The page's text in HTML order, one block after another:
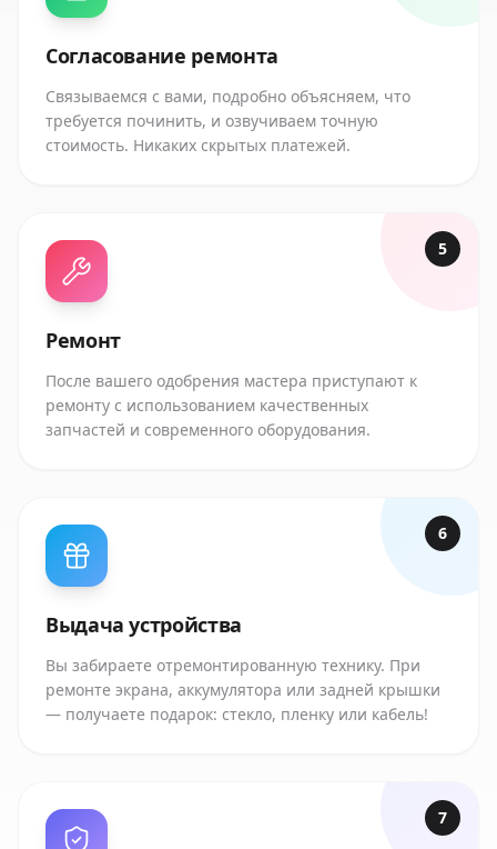
Согласование ремонта
Связываемся с вами, подробно объясняем, что
требуется починить, и озвучиваем точную
стоимость. Никаких скрытых платежей.
5
Ремонт
После вашего одобрения мастера приступают к
ремонту с использованием качественных
запчастей и современного оборудования.
6
Выдача устройства
Вы забираете отремонтированную технику. При
ремонте экрана, аккумулятора или задней крышки
— получаете подарок: стекло, пленку или кабель!
7